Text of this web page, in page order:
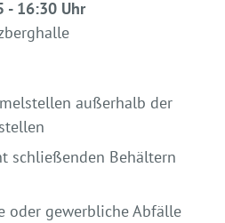
- 16:30 Uhr
außerhalb der
schließenden Behältern
oder gewerbliche Abfälle